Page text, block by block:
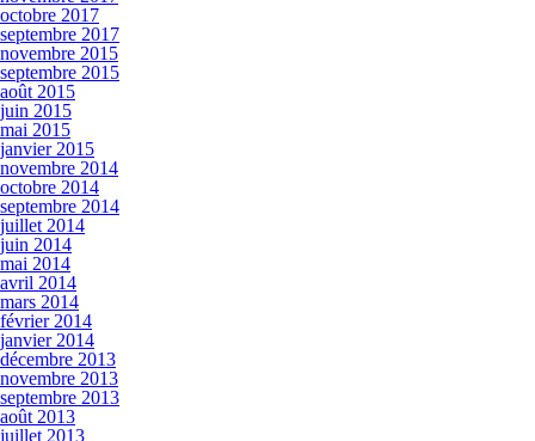
octobre 2017
septembre 2017
novembre 2015
septembre 2015
août 2015
juin 2015
mai 2015
janvier 2015
novembre 2014
octobre 2014
septembre 2014
juillet 2014
juin 2014
mai 2014
avril 2014
mars 2014
février 2014
janvier 2014
décembre 2013
novembre 2013
septembre 2013
août 2013
juillet 2013